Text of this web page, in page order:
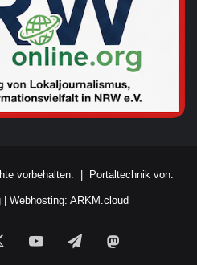
vorbehalten. | Portaltechnik von:
Webhosting: ARKM.cloud
YouTubeTelegram